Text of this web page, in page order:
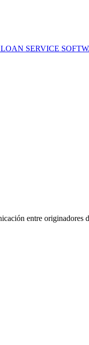
LOAN SERVICE
entre originadores